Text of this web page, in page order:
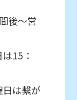
後～営
15：
は繋が